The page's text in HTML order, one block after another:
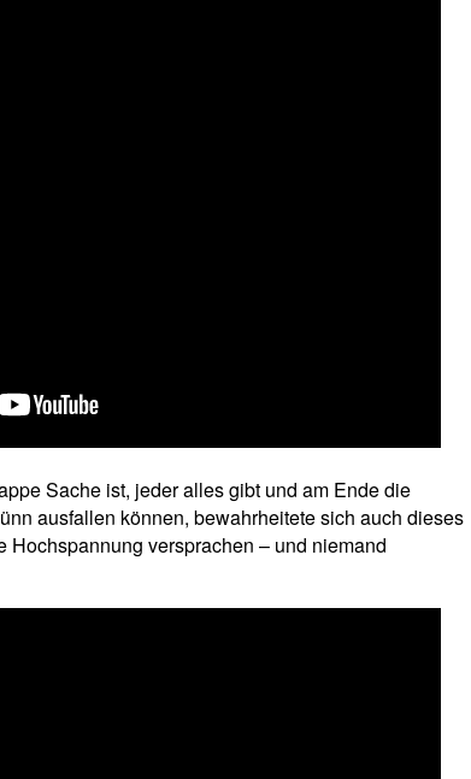
Sache ist, jeder alles gibt und am Ende die
ausfallen können, bewahrheitete sich auch dieses
Hochspannung versprachen – und niemand